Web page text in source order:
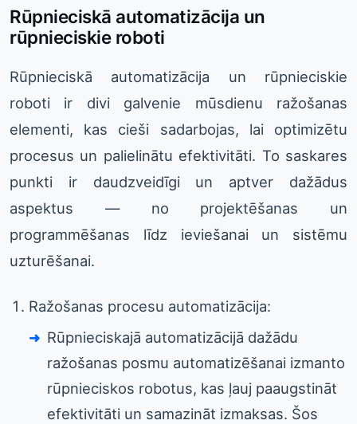
Rūpnieciskā automatizācija un
rūpnieciskie roboti
Rūpnieciskā automatizācija un rūpnieciskie
roboti ir divi galvenie mūsdienu ražošanas
elementi, kas cieši sadarbojas, lai optimizētu
procesus un palielinātu efektivitāti. To saskares
punkti ir daudzveidīgi un aptver dažādus
aspektus — no projektēšanas un
programmēšanas līdz ieviešanai un sistēmu
uzturēšanai.
Ražošanas procesu automatizācija:
Rūpnieciskajā automatizācijā dažādu
ražošanas posmu automatizēšanai izmanto
rūpnieciskos robotus, kas ļauj paaugstināt
efektivitāti un samazināt izmaksas. Šos